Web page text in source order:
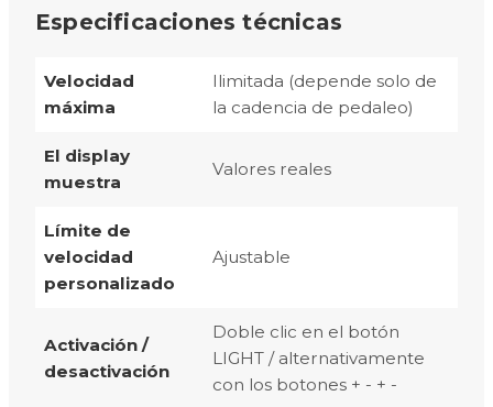
Especificaciones técnicas
Velocidad
máxima
Ilimitada (depende solo de
la cadencia de pedaleo)
El display
muestra
Valores reales
Límite de
velocidad
personalizado
Ajustable
Activación /
desactivación
Doble clic en el botón
LIGHT / alternativamente
con los botones + - + -